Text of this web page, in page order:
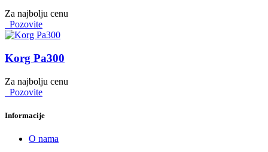
Za najbolju cenu
Pozovite
Korg Pa300
Za najbolju cenu
Pozovite
Informacije
O nama